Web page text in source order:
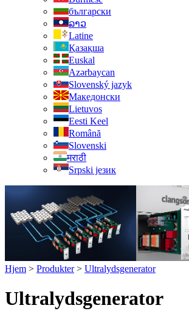
български
ລາວ
Latine
Қазақша
Euskal
Azərbaycan
Slovenský jazyk
Македонски
Lietuvos
Eesti Keel
Română
Slovenski
मराठी
Srpski језик
Hjem > Produkter> Ultralydsgenerator
Ultralydsgenerator